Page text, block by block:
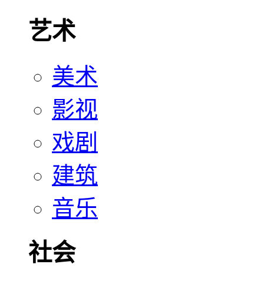
艺术
美术
影视
戏剧
建筑
音乐
社会